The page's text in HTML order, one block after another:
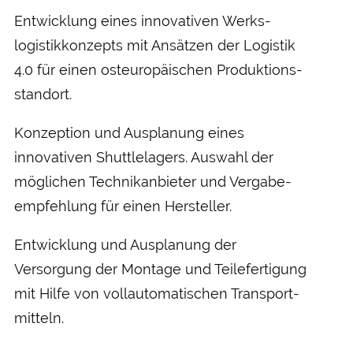
Entwicklung eines innovativen Werks­
logistikkonzepts mit Ansätzen der Logistik
4.0 für einen ost­europäischen Produktions­
standort.
Konzeption und Aus­planung eines
innovativen Shuttlelagers. Auswahl der
möglichen Technik­anbieter und Vergabe­
empfehlung für einen Hersteller.
Ent­wicklung und Aus­planung der
Versorgung der Montage und Teile­fertigung
mit Hilfe von voll­automatischen Transport­
mitteln.